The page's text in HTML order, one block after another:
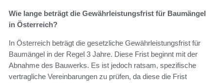
Wie lange beträgt die Gewährleistungsfrist für Baumängel
in Österreich?
In Österreich beträgt die gesetzliche Gewährleistungsfrist für
Baumängel in der Regel 3 Jahre. Diese Frist beginnt mit der
Abnahme des Bauwerks. Es ist jedoch ratsam, spezifische
vertragliche Vereinbarungen zu prüfen, da diese die Frist